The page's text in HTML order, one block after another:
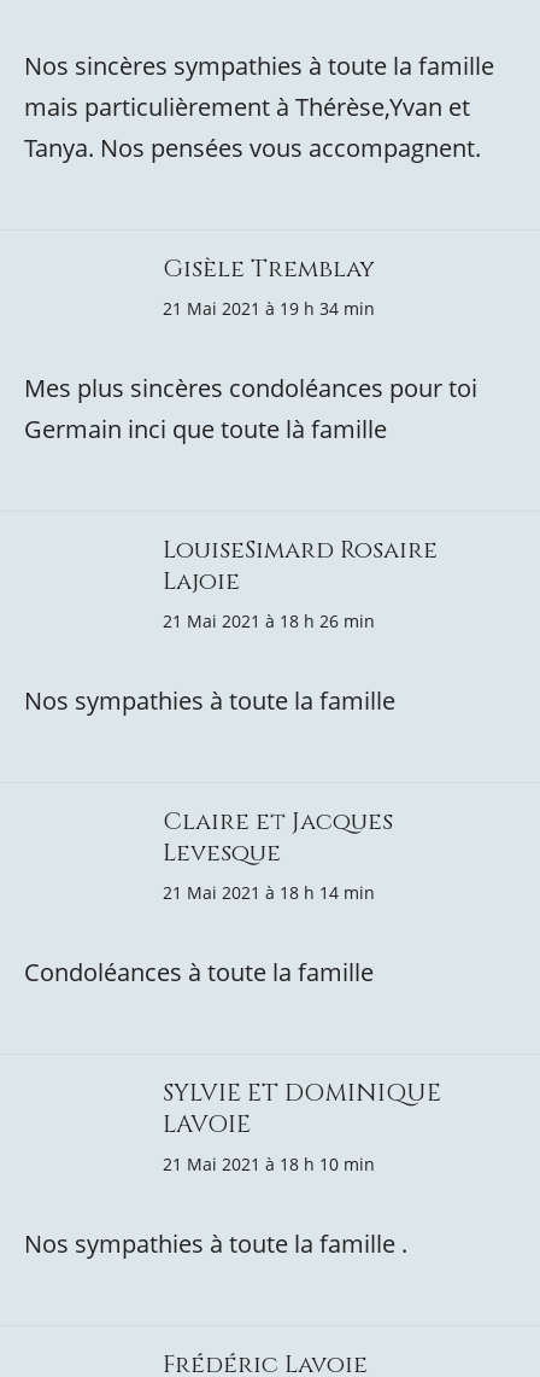
Nos sincères sympathies à toute la famille
mais particulièrement à Thérèse,Yvan et
Tanya. Nos pensées vous accompagnent.
Gisèle Tremblay
21 Mai 2021 à 19 h 34 min
Mes plus sincères condoléances pour toi
Germain inci que toute là famille
LouiseSimard Rosaire
Lajoie
21 Mai 2021 à 18 h 26 min
Nos sympathies à toute la famille
Claire et Jacques
Levesque
21 Mai 2021 à 18 h 14 min
Condoléances à toute la famille
SYLVIE ET DOMINIQUE
LAVOIE
21 Mai 2021 à 18 h 10 min
Nos sympathies à toute la famille .
Frédéric Lavoie